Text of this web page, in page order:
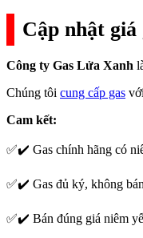
Cập nhật
Công ty Gas Lửa Xanh
Chúng tôi cung cấp gas
Cam kết:
✅✔️ Gas chính hãng có
✅✔️ Gas đủ ký, không bán
✅✔️ Bán đúng giá niêm